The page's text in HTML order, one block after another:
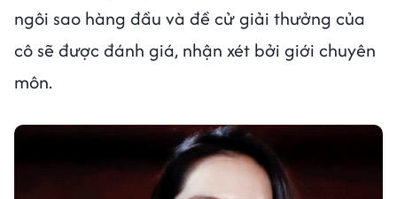
ngôi sao hàng đầu và đề cử giải thưởng của
cô sẽ được đánh giá, nhận xét bởi giới chuyên
môn.